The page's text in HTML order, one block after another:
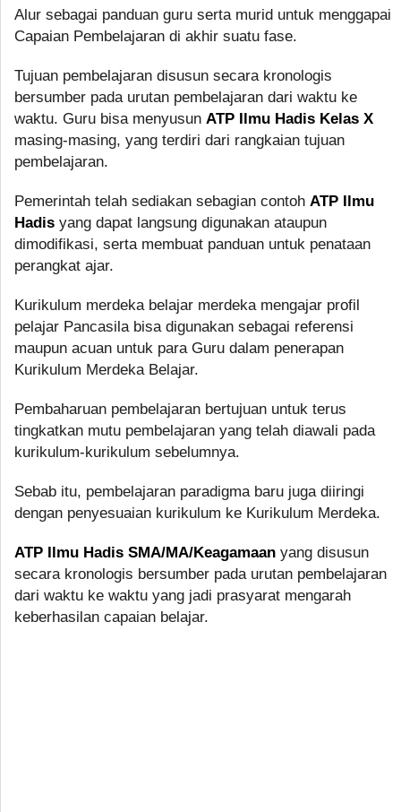
Alur sebagai panduan guru serta murid untuk menggapai
Capaian Pembelajaran di akhir suatu fase.
Tujuan pembelajaran disusun secara kronologis
bersumber pada urutan pembelajaran dari waktu ke
waktu. Guru bisa menyusun ATP Ilmu Hadis Kelas X
masing-masing, yang terdiri dari rangkaian tujuan
pembelajaran.
Pemerintah telah sediakan sebagian contoh ATP Ilmu
Hadis yang dapat langsung digunakan ataupun
dimodifikasi, serta membuat panduan untuk penataan
perangkat ajar.
Kurikulum merdeka belajar merdeka mengajar profil
pelajar Pancasila bisa digunakan sebagai referensi
maupun acuan untuk para Guru dalam penerapan
Kurikulum Merdeka Belajar.
Pembaharuan pembelajaran bertujuan untuk terus
tingkatkan mutu pembelajaran yang telah diawali pada
kurikulum-kurikulum sebelumnya.
Sebab itu, pembelajaran paradigma baru juga diiringi
dengan penyesuaian kurikulum ke Kurikulum Merdeka.
ATP Ilmu Hadis SMA/MA/Keagamaan yang disusun
secara kronologis bersumber pada urutan pembelajaran
dari waktu ke waktu yang jadi prasyarat mengarah
keberhasilan capaian belajar.